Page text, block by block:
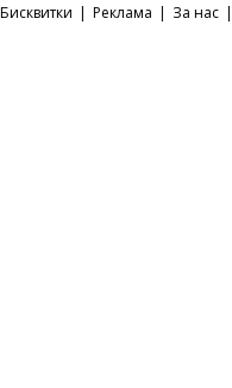
Бисквитки | Реклама | За нас |